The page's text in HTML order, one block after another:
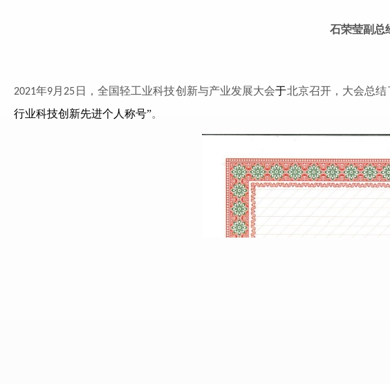
石荣莹副总
2021年9月 25 日，全国轻工业科技创新与产业发展大会于北京召开，大会总
行业科技创新先进个人称号”。